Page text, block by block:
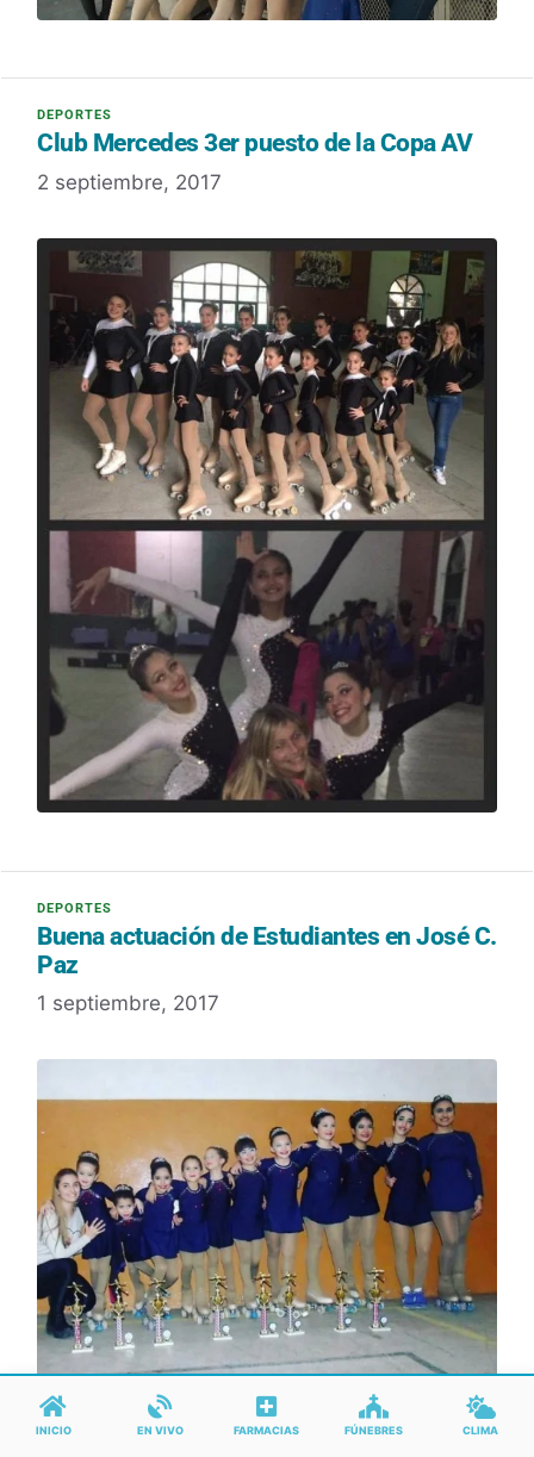
Club Mercedes 3er puesto de la Copa AV
2 septiembre, 2017
Buena actuación de Estudiantes en José C.
Paz
1 septiembre, 2017
INICIO EN VIVO FARMACIAS FÚNEBRES CLIMA